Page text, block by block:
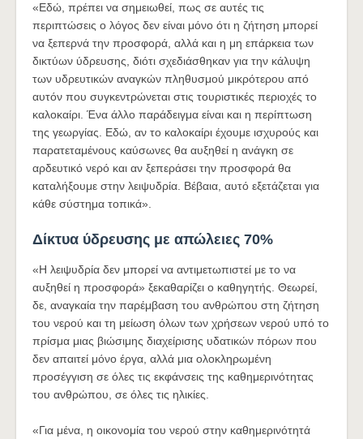
«Εδώ, πρέπει να σημειωθεί, πως σε αυτές τις
περιπτώσεις ο λόγος δεν είναι μόνο ότι η ζήτηση μπορεί
να ξεπερνά την προσφορά, αλλά και η μη επάρκεια των
δικτύων ύδρευσης, διότι σχεδιάσθηκαν για την κάλυψη
των υδρευτικών αναγκών πληθυσμού μικρότερου από
αυτόν που συγκεντρώνεται στις τουριστικές περιοχές το
καλοκαίρι. Ένα άλλο παράδειγμα είναι και η περίπτωση
της γεωργίας. Εδώ, αν το καλοκαίρι έχουμε ισχυρούς και
παρατεταμένους καύσωνες θα αυξηθεί η ανάγκη σε
αρδευτικό νερό και αν ξεπεράσει την προσφορά θα
καταλήξουμε στην λειψυδρία. Βέβαια, αυτό εξετάζεται για
κάθε σύστημα τοπικά».
Δίκτυα ύδρευσης με απώλειες 70%
«Η λειψυδρία δεν μπορεί να αντιμετωπιστεί με το να
αυξηθεί η προσφορά» ξεκαθαρίζει ο καθηγητής. Θεωρεί,
δε, αναγκαία την παρέμβαση του ανθρώπου στη ζήτηση
του νερού και τη μείωση όλων των χρήσεων νερού υπό το
πρίσμα μιας βιώσιμης διαχείρισης υδατικών πόρων που
δεν απαιτεί μόνο έργα, αλλά μια ολοκληρωμένη
προσέγγιση σε όλες τις εκφάνσεις της καθημερινότητας
του ανθρώπου, σε όλες τις ηλικίες.
«Για μένα, η οικονομία του νερού στην καθημερινότητά